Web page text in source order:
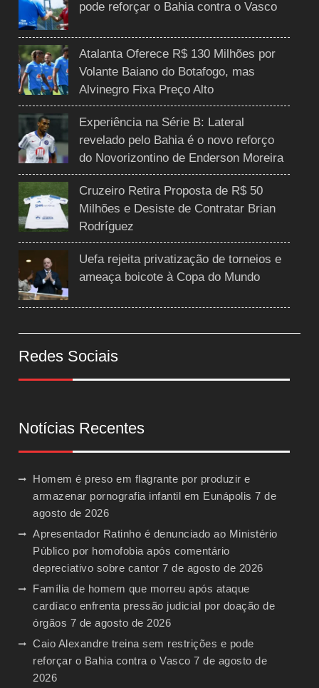
pode reforçar o Bahia contra o Vasco
Atalanta Oferece R$ 130 Milhões por
Volante Baiano do Botafogo, mas
Alvinegro Fixa Preço Alto
Experiência na Série B: Lateral
revelado pelo Bahia é o novo reforço
do Novorizontino de Enderson Moreira
Cruzeiro Retira Proposta de R$ 50
Milhões e Desiste de Contratar Brian
Rodríguez
Uefa rejeita privatização de torneios e
ameaça boicote à Copa do Mundo
Redes Sociais
Notícias Recentes
Homem é preso em flagrante por produzir e
armazenar pornografia infantil em Eunápolis 7 de
agosto de 2026
Apresentador Ratinho é denunciado ao Ministério
Público por homofobia após comentário
depreciativo sobre cantor 7 de agosto de 2026
Família de homem que morreu após ataque
cardíaco enfrenta pressão judicial por doação de
órgãos 7 de agosto de 2026
Caio Alexandre treina sem restrições e pode
reforçar o Bahia contra o Vasco 7 de agosto de
2026